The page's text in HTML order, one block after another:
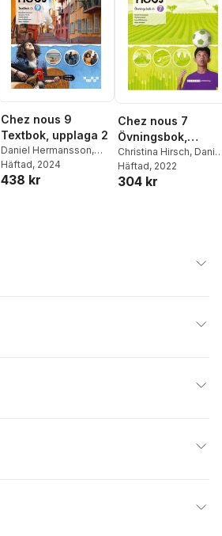
Chez nous 9
Textbok, upplaga 2
Daniel Hermansson,
Christina Hirsch
Norén ,Lena
Häftad, 2024
438 kr
Chez nous 7
Övningsbok,
upplaga 2
Christina Hirsch,
Hermansson
Wilhelmsson
Häftad, 2022
304 kr